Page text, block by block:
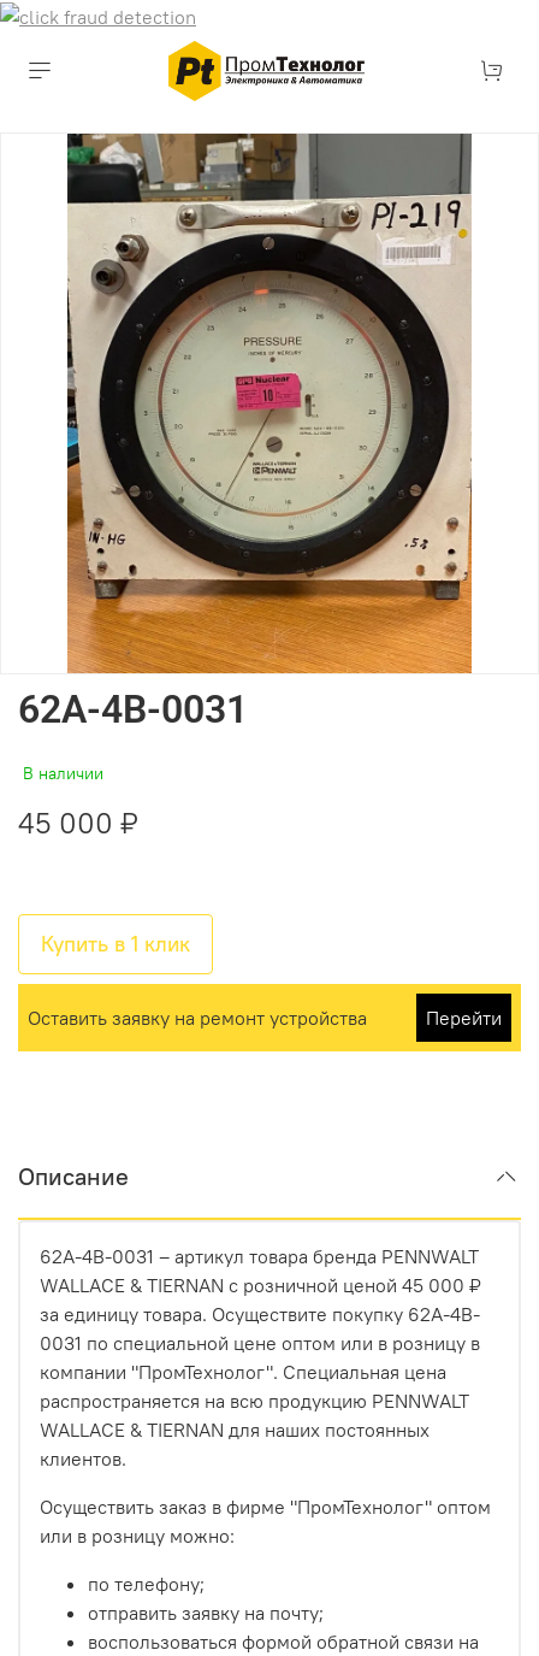
62A-4B-0031
В наличии
45 000 ₽
Купить в 1 клик
Оставить заявку на ремонт устройства Перейти
Описание
62A-4B-0031 – артикул товара бренда PENNWALT
WALLACE & TIERNAN с розничной ценой 45 000 ₽
за единицу товара. Осуществите покупку 62A-4B-
0031 по специальной цене оптом или в розницу в
компании "ПромТехнолог". Специальная цена
распространяется на всю продукцию PENNWALT
WALLACE & TIERNAN для наших постоянных
клиентов.
Осуществить заказ в фирме "ПромТехнолог" оптом
или в розницу можно:
по телефону;
отправить заявку на почту;
воспользоваться формой обратной связи на